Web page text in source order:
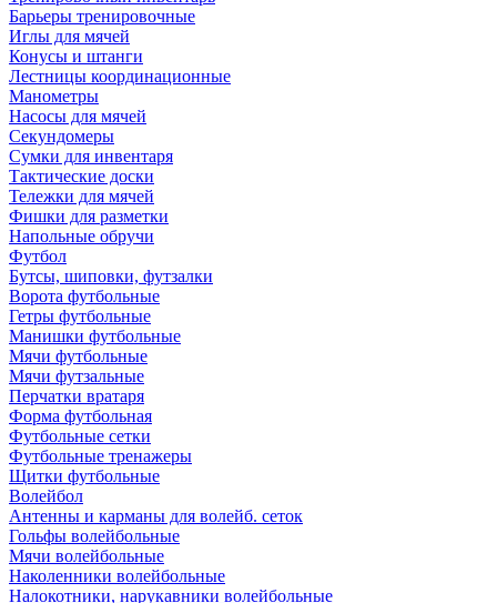
Барьеры тренировочные
Иглы для мячей
Конусы и штанги
Лестницы координационные
Манометры
Насосы для мячей
Секундомеры
Сумки для инвентаря
Тактические доски
Тележки для мячей
Фишки для разметки
Напольные обручи
Футбол
Бутсы, шиповки, футзалки
Ворота футбольные
Гетры футбольные
Манишки футбольные
Мячи футбольные
Мячи футзальные
Перчатки вратаря
Форма футбольная
Футбольные сетки
Футбольные тренажеры
Щитки футбольные
Волейбол
Антенны и карманы для волейб. сеток
Гольфы волейбольные
Мячи волейбольные
Наколенники волейбольные
Налокотники, нарукавники волейбольные